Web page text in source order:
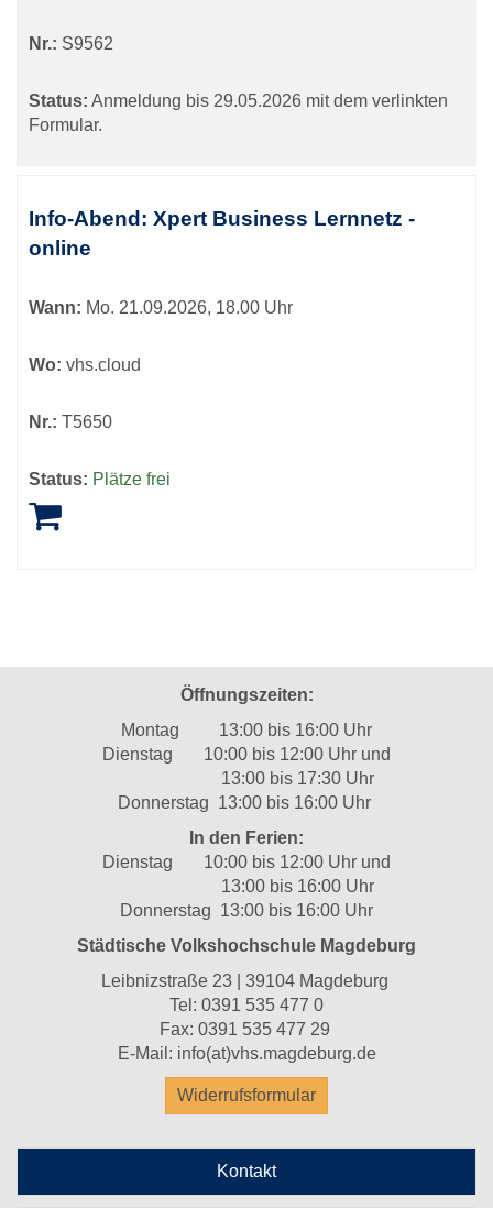
Nr.: S9562
Status: Anmeldung bis 29.05.2026 mit dem verlinkten
Formular.
Info-Abend: Xpert Business Lernnetz -
online
Wann: Mo. 21.09.2026, 18.00 Uhr
Wo: vhs.cloud
Nr.: T5650
Status: Plätze frei
Öffnungszeiten:
Montag 13:00 bis 16:00 Uhr
Dienstag 10:00 bis 12:00 Uhr und
13:00 bis 17:30 Uhr
Donnerstag 13:00 bis 16:00 Uhr
In den Ferien:
Dienstag 10:00 bis 12:00 Uhr und
13:00 bis 16:00 Uhr
Donnerstag 13:00 bis 16:00 Uhr
Städtische Volkshochschule Magdeburg
Leibnizstraße 23 | 39104 Magdeburg
Tel: 0391 535 477 0
Fax: 0391 535 477 29
E-Mail: info(at)vhs.magdeburg.de
Widerrufsformular
Kontakt